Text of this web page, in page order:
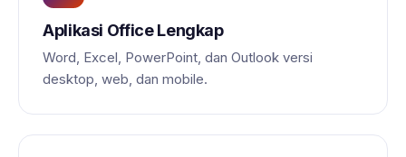
Aplikasi Office Lengkap
Word, Excel, PowerPoint, dan Outlook versi
desktop, web, dan mobile.